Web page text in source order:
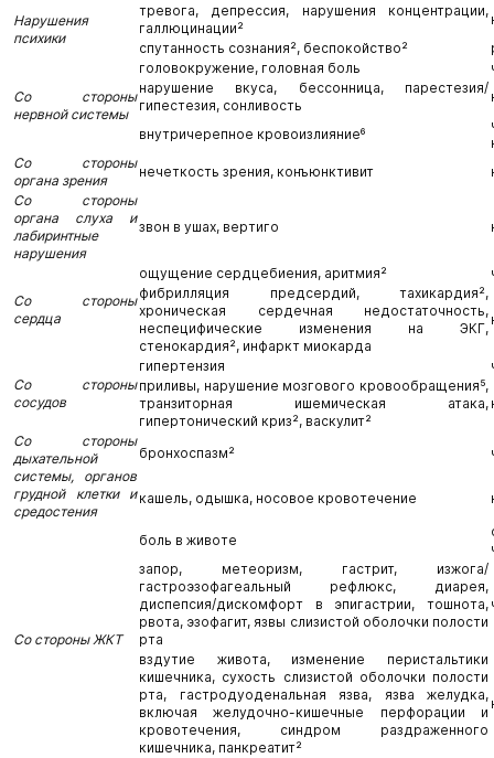
Нарушения
психики
тревога, депрессия, нарушения концентрации,
галлюцинации²
спутанность сознания², беспокойство²
Со стороны
нервной системы
головокружение, головная боль
нарушение вкуса, бессонница, парестезия/
гипестезия, сонливость
внутричерепное кровоизлияние⁶
Со стороны
органа зрения
нечеткость зрения, конъюнктивит
Со стороны
органа слуха и
лабиринтные
нарушения
звон в ушах, вертиго
Со стороны
сердца
ощущение сердцебиения, аритмия²
фибрилляция предсердий, тахикардия²,
хроническая сердечная недостаточность,
неспецифические изменения на ЭКГ,
стенокардия², инфаркт миокарда
Со стороны
сосудов
гипертензия
приливы, нарушение мозгового кровообращения⁵,
транзиторная ишемическая атака,
гипертонический криз², васкулит²
Со стороны
дыхательной
системы, органов
грудной клетки и
средостения
бронхоспазм²
кашель, одышка, носовое кровотечение
Со стороны ЖКТ
боль в животе
запор, метеоризм, гастрит, изжога/
гастроэзофагеальный рефлюкс, диарея,
диспепсия/дискомфорт в эпигастрии, тошнота,
рвота, эзофагит, язвы слизистой оболочки полости
рта
вздутие живота, изменение перистальтики
кишечника, сухость слизистой оболочки полости
рта, гастродуоденальная язва, язва желудка,
включая желудочно-кишечные перфорации и
кровотечения, синдром раздраженного
кишечника, панкреатит²